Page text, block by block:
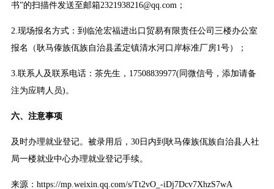
书”的扫描件发送至邮箱2321938216@qq.com；
2.现场报名方式：到临沧宏福进出口贸易有限责任公司三楼办公室
报名（耿马傣族佤族自治县孟定镇清水河口岸标准厂房1号）；
3.联系人及联系电话：茶先生，17508839977(同微信号，添加请备
注为应聘人员)。
六、注意事项
及时办理就业登记。被录用后，30日内到耿马傣族佤族自治县人社
局一楼就业中心办理就业登记手续。
来源：https://mp.weixin.qq.com/s/Tt2vO_-iDj7Dcv7XhzS7wA